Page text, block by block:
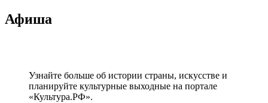
Афиша
Узнайте больше об истории страны, искусстве и
планируйте культурные выходные на портале
«Культура.РФ».